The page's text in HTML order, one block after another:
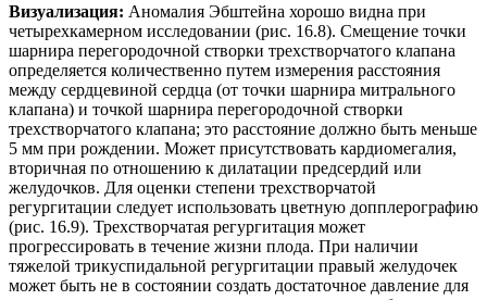
Визуализация: Аномалия Эбштейна хорошо видна при
четырехкамерном исследовании (рис. 16.8). Смещение точки
шарнира перегородочной створки трехстворчатого клапана
определяется количественно путем измерения расстояния
между сердцевиной сердца (от точки шарнира митрального
клапана) и точкой шарнира перегородочной створки
трехстворчатого клапана; это расстояние должно быть меньше
5 мм при рождении. Может присутствовать кардиомегалия,
вторичная по отношению к дилатации предсердий или
желудочков. Для оценки степени трехстворчатой
регургитации следует использовать цветную допплерографию
(рис. 16.9). Трехстворчатая регургитация может
прогрессировать в течение жизни плода. При наличии
тяжелой трикуспидальной регургитации правый желудочек
может быть не в состоянии создать достаточное давление для